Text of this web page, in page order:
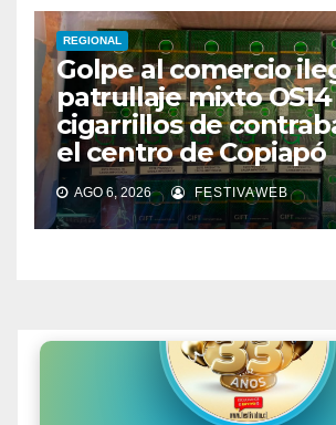
REGIONAL
Golpe al comercio
patrullaje mixto
cigarrillos de
el centro de Copiapó
AGO 6, 2026 FESTIVAWEB